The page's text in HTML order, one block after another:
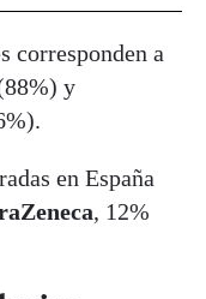
corresponden a
y
en España
, 12%